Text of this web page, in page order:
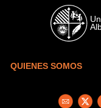
Skip to main content
QUIENES SOMOS